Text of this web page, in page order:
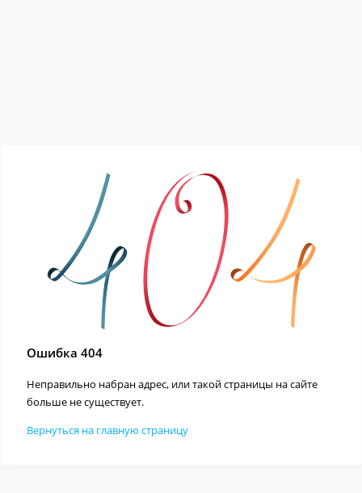
Ошибка 404
Неправильно набран адрес, или такой страницы на сайте
больше не существует.
Вернуться на главную страницу